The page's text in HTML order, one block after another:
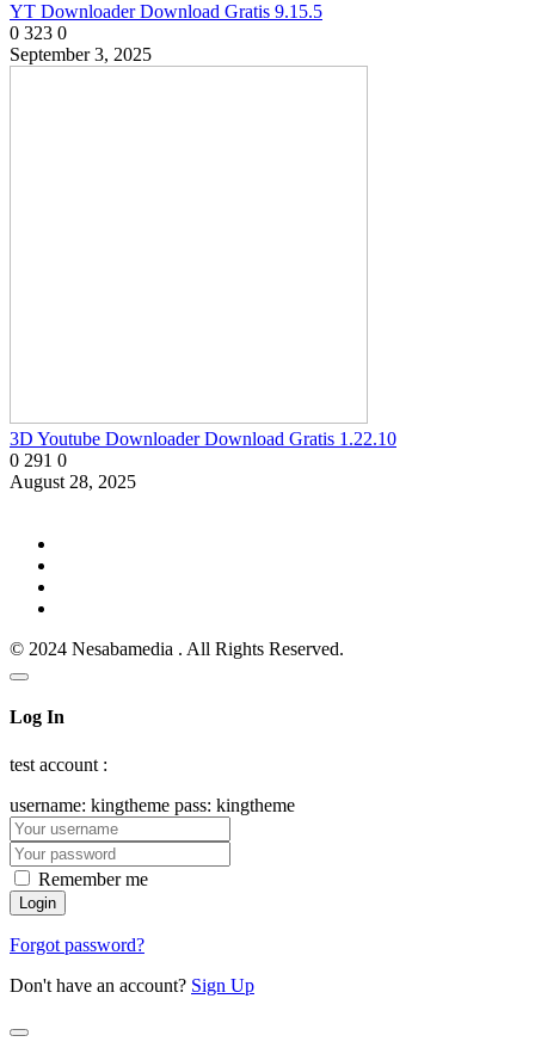
YT Downloader Download Gratis 9.15.5
0 323 0
September 3, 2025
3D Youtube Downloader Download Gratis 1.22.10
0 291 0
August 28, 2025
© 2024 Nesabamedia . All Rights Reserved.
Log In
test account :
username: kingtheme pass: kingtheme
Remember me
Forgot password?
Don't have an account? Sign Up